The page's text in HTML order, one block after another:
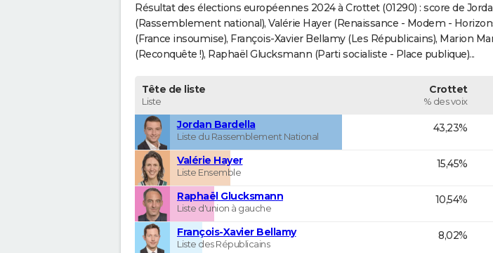
Résultat des élections européennes 2024 à Crottet (01290) : score de
(Rassemblement national), Valérie Hayer (Renaissance - Modem -
(France insoumise), François-Xavier Bellamy (Les Républicains), Marion
(Reconquête !), Raphaël Glucksmann (Parti socialiste - Place publique)...
Tête de liste
Liste
Crottet
% des voix
Jordan Bardella
Liste du Rassemblement National
43,23%
Valérie Hayer
Liste Ensemble
15,45%
Raphaël Glucksmann
Liste d'union à gauche
10,54%
François-Xavier Bellamy
Liste des Républicains
8,02%